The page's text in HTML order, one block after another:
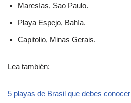
Maresías, Sao Paulo.
Playa Espejo, Bahía.
Capitolio, Minas Gerais.
Lea también:
5 playas de Brasil que debes conocer